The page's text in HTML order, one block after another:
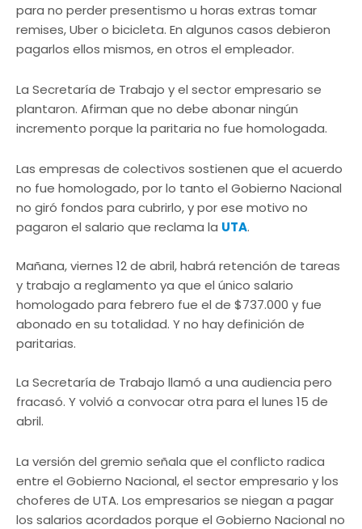
para no perder presentismo u horas extras tomar
remises, Uber o bicicleta. En algunos casos debieron
pagarlos ellos mismos, en otros el empleador.
La Secretaría de Trabajo y el sector empresario se
plantaron. Afirman que no debe abonar ningún
incremento porque la paritaria no fue homologada.
Las empresas de colectivos sostienen que el acuerdo
no fue homologado, por lo tanto el Gobierno Nacional
no giró fondos para cubrirlo, y por ese motivo no
pagaron el salario que reclama la UTA.
Mañana, viernes 12 de abril, habrá retención de tareas
y trabajo a reglamento ya que el único salario
homologado para febrero fue el de $737.000 y fue
abonado en su totalidad. Y no hay definición de
paritarias.
La Secretaría de Trabajo llamó a una audiencia pero
fracasó. Y volvió a convocar otra para el lunes 15 de
abril.
La versión del gremio señala que el conflicto radica
entre el Gobierno Nacional, el sector empresario y los
choferes de UTA. Los empresarios se niegan a pagar
los salarios acordados porque el Gobierno Nacional no